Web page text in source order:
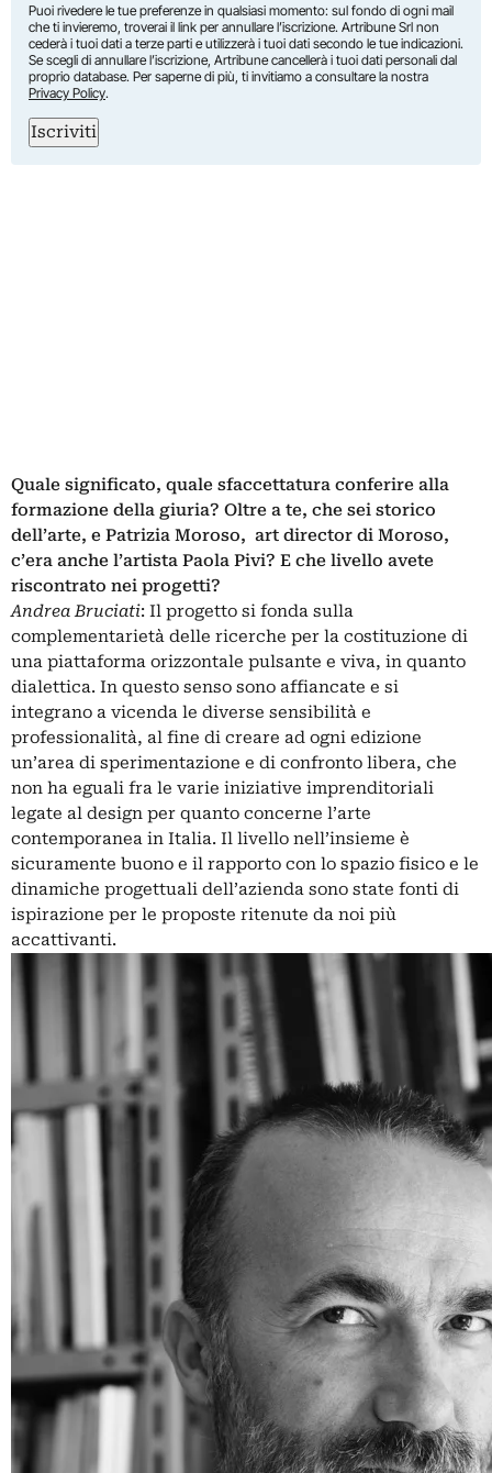
Puoi rivedere le tue preferenze in qualsiasi momento: sul fondo di ogni mail
che ti invieremo, troverai il link per annullare l’iscrizione. Artribune Srl non
cederà i tuoi dati a terze parti e utilizzerà i tuoi dati secondo le tue indicazioni.
Se scegli di annullare l’iscrizione, Artribune cancellerà i tuoi dati personali dal
proprio database. Per saperne di più, ti invitiamo a consultare la nostra
Privacy Policy.
Iscriviti
Quale significato, quale sfaccettatura conferire alla
formazione della giuria? Oltre a te, che sei storico
dell’arte, e Patrizia Moroso, art director di Moroso,
c’era anche l’artista Paola Pivi? E che livello avete
riscontrato nei progetti?
Andrea Bruciati: Il progetto si fonda sulla
complementarietà delle ricerche per la costituzione di
una piattaforma orizzontale pulsante e viva, in quanto
dialettica. In questo senso sono affiancate e si
integrano a vicenda le diverse sensibilità e
professionalità, al fine di creare ad ogni edizione
un’area di sperimentazione e di confronto libera, che
non ha eguali fra le varie iniziative imprenditoriali
legate al design per quanto concerne l’arte
contemporanea in Italia. Il livello nell’insieme è
sicuramente buono e il rapporto con lo spazio fisico e le
dinamiche progettuali dell’azienda sono state fonti di
ispirazione per le proposte ritenute da noi più
accattivanti.